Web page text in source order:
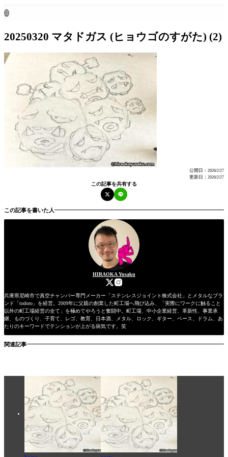

20250320 マタドガス (ヒョウゴのすがた) (2)
公開日： 2026/2/27
更新日： 2026/2/27
この記事を共有する
この記事を書いた人
HIRAOKA Yusaku
兵庫県尼崎市で真空チャンバー専門メーカー「ステンレスジョイント株式会社」とメタルなブラ
ンド「todoro」を経営。2009年に父親の創業した町工場へ飛び込み、「実際にワークに触ること
以外の町工場経営の全て」を極めてやろうと奮闘中。町工場、中小企業経営、革新性、事業承
継、ものづくり、子育て、レゴ、教育、日本酒、メタル、ロック、ギター、ベース、ドラム、あ
たりのキーワードでテンションが上がる病気です。笑
関連記事